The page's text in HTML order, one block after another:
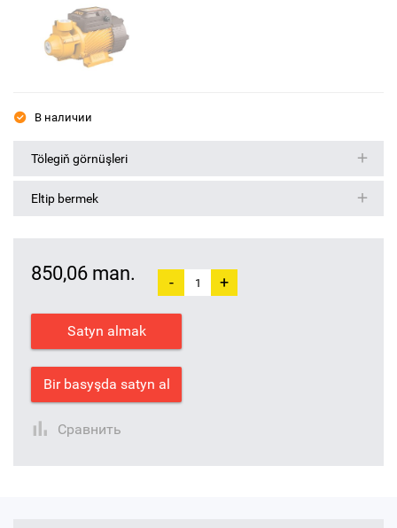
В наличии
Tölegiň görnüşleri
Eltip bermek
850,06 man. - +
Satyn almak
Bir basyşda satyn al
Сравнить